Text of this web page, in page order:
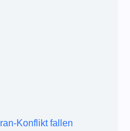
Konflikt fallen